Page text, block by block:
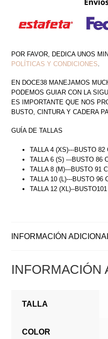
POR FAVOR, DEDICA UNOS
POLÍTICAS Y CONDICIONES.
EN DOCE38 MANEJAMOS
PODEMOS GUIAR CON LA
ES IMPORTANTE QUE NOS
BUSTO, CINTURA Y CADERA
GUÍA DE TALLAS
TALLA 4 (XS)---BUSTO 82
TALLA 6 (S) ---BUSTO 86
TALLA 8 (M)---BUSTO 91
TALLA 10 (L)---BUSTO 96
TALLA 12 (XL)--
INFORMACIÓN
INFORMACIÓN
TALLA
COLOR